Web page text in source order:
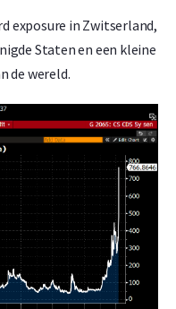
exposure in Zwitserland,
Staten en een kleine
de wereld.